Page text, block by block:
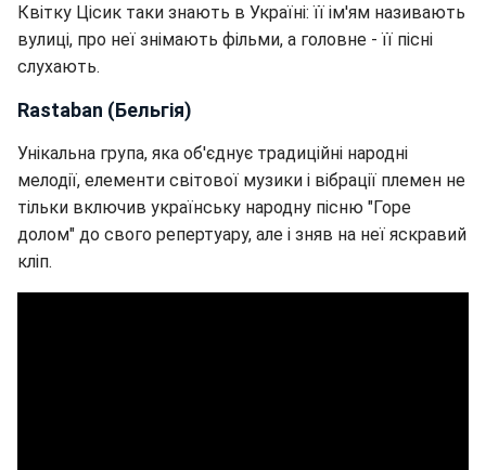
Квітку Цісик таки знають в Україні: її ім'ям називають
вулиці, про неї знімають фільми, а головне - її пісні
слухають.
Rastaban (Бельгія)
Унікальна група, яка об'єднує традиційні народні
мелодії, елементи світової музики і вібрації племен не
тільки включив українську народну пісню "Горе
долом" до свого репертуару, але і зняв на неї яскравий
кліп.